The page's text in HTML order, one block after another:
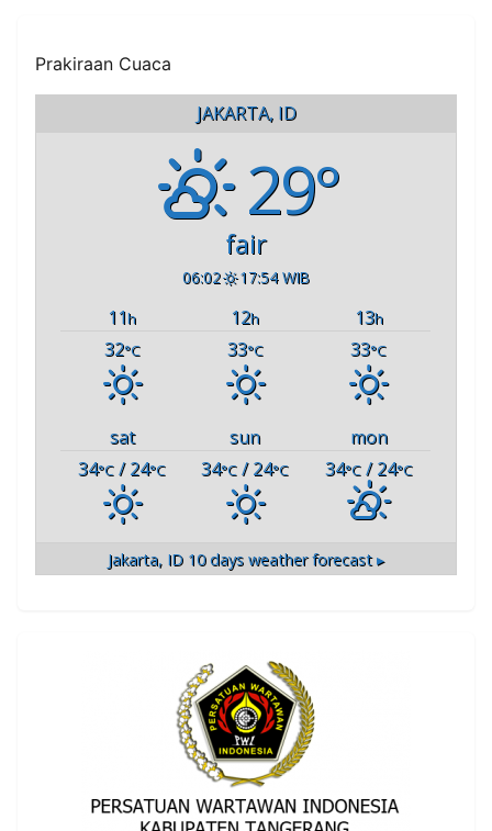
Prakiraan Cuaca
JAKARTA, ID
29°
fair
06:02 17:54 WIB
11h 12h 13h
32°C 33°C 33°C
sat sun
mon
34°C / 24°C 34°C / 24°C 34°C/ 24°C
Jakarta, ID 10 days weather forecast ▸